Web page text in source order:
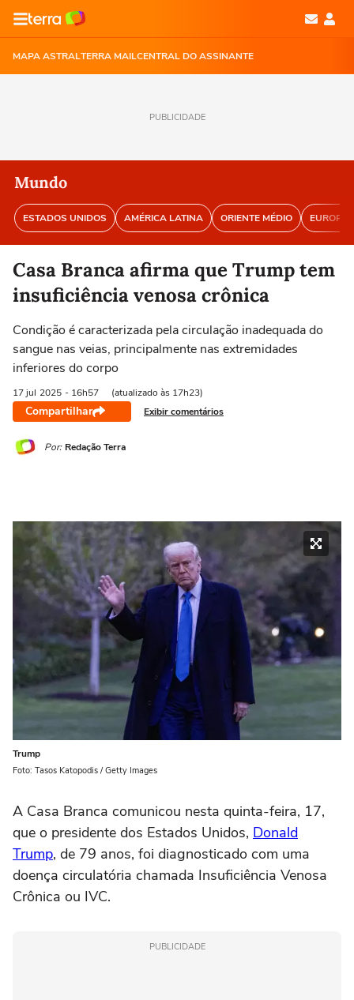
MAPA ASTRALTERRA MAILCENTRAL DO ASSINANTE
PUBLICIDADE
Mundo
ESTADOS UNIDOS AMÉRICA LATINA ORIENTE MÉDIO EUROPA
Casa Branca afirma que Trump tem
insuficiência venosa crônica
Condição é caracterizada pela circulação inadequada do
sangue nas veias, principalmente nas extremidades
inferiores do corpo
17 jul 2025 - 16h57 (atualizado às 17h23)
Compartilhar Exibir comentários
Por: Redação Terra
Trump
Foto: Tasos Katopodis / Getty Images
A Casa Branca comunicou nesta quinta-feira, 17,
que o presidente dos Estados Unidos, Donald
Trump, de 79 anos, foi diagnosticado com uma
doença circulatória chamada Insuficiência Venosa
Crônica ou IVC.
PUBLICIDADE